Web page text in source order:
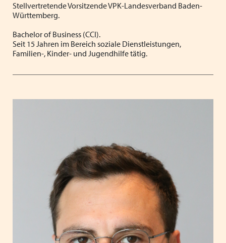
Stellvertretende Vorsitzende VPK-Landesverband Baden-
Württemberg.
Bachelor of Business (CCI).
Seit 15 Jahren im Bereich soziale Dienstleistungen,
Familien-, Kinder- und Jugendhilfe tätig.